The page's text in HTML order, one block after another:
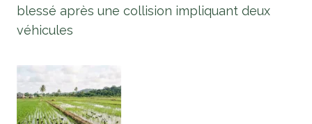
blessé après une collision impliquant deux
véhicules